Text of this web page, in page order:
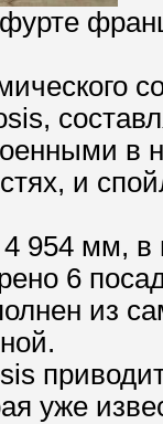
в
и
4 954 мм,
6
из
уже